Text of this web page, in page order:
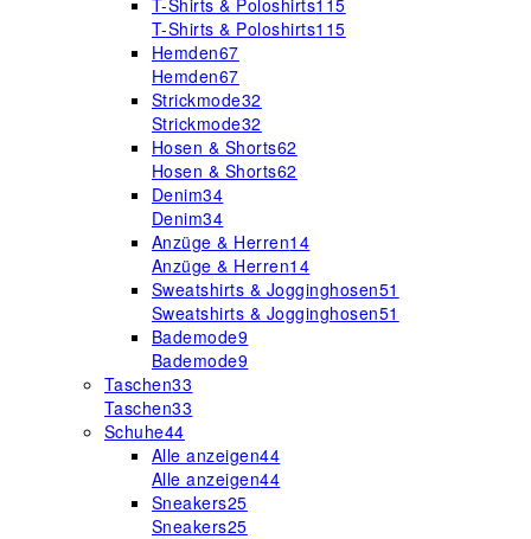
T-Shirts & Poloshirts115
T-Shirts & Poloshirts115
Hemden67
Hemden67
Strickmode32
Strickmode32
Hosen & Shorts62
Hosen & Shorts62
Denim34
Denim34
Anzüge & Herren14
Anzüge & Herren14
Sweatshirts & Jogginghosen51
Sweatshirts & Jogginghosen51
Bademode9
Bademode9
Taschen33
Taschen33
Schuhe44
Alle anzeigen44
Alle anzeigen44
Sneakers25
Sneakers25